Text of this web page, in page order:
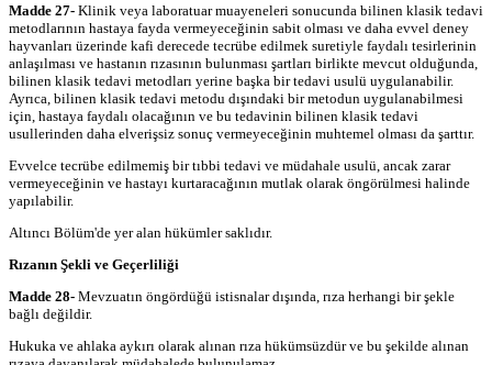
Madde 27- Klinik veya laboratuar muayeneleri sonucunda bilinen klasik tedavi
metodlarının hastaya fayda vermeyeceğinin sabit olması ve daha evvel deney
hayvanları üzerinde kafi derecede tecrübe edilmek suretiyle faydalı tesirlerinin
anlaşılması ve hastanın rızasının bulunması şartları birlikte mevcut olduğunda,
bilinen klasik tedavi metodları yerine başka bir tedavi usulü uygulanabilir.
Ayrıca, bilinen klasik tedavi metodu dışındaki bir metodun uygulanabilmesi
için, hastaya faydalı olacağının ve bu tedavinin bilinen klasik tedavi
usullerinden daha elverişsiz sonuç vermeyeceğinin muhtemel olması da şarttır.
Evvelce tecrübe edilmemiş bir tıbbi tedavi ve müdahale usulü, ancak zarar
vermeyeceğinin ve hastayı kurtaracağının mutlak olarak öngörülmesi halinde
yapılabilir.
Altıncı Bölüm'de yer alan hükümler saklıdır.
Rızanın Şekli ve Geçerliliği
Madde 28- Mevzuatın öngördüğü istisnalar dışında, rıza herhangi bir şekle
bağlı değildir.
Hukuka ve ahlaka aykırı olarak alınan rıza hükümsüzdür ve bu şekilde alınan